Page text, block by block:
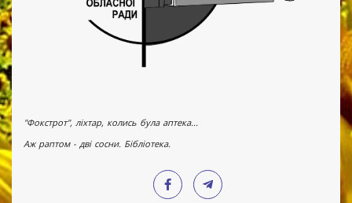
"Фокстрот", ліхтар, колись була аптека...
Аж раптом - дві сосни. Бібліотека.